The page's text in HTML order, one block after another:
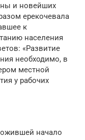
и новейших
ерекочевала
к
населения
«Развитие
необходимо, в
местной
у рабочих
начало